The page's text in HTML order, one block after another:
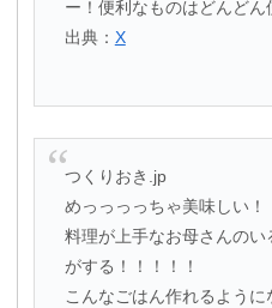
ー！便利なものはどんどん
出典： X
つくりおき.jp
めっっっっちゃ美味しい！
料理が上手なお母さんの
がする！！！！！
こんなごはん作れるよう